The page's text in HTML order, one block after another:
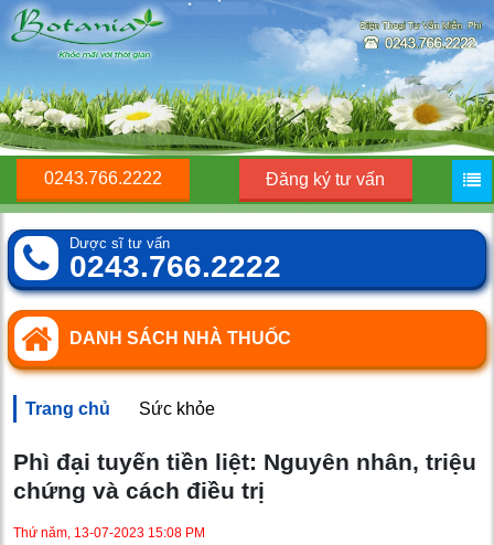
0243.766.2222 Đăng ký tư vấn
Dược sĩ tư vấn
0243.766.2222
DANH SÁCH NHÀ THUỐC
Trang chủ Sức khỏe
Phì đại tuyến tiền liệt: Nguyên nhân, triệu
chứng và cách điều trị
Thứ năm, 13-07-2023 15:08 PM